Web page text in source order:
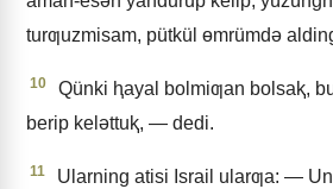
turƣuzmisam, pütkül ɵmrümdǝ
10
Qünki ⱨayal bolmiƣan bolsaⱪ,
berip kelǝttuⱪ, — dedi.
11
Ularning atisi Israil ularƣa: —